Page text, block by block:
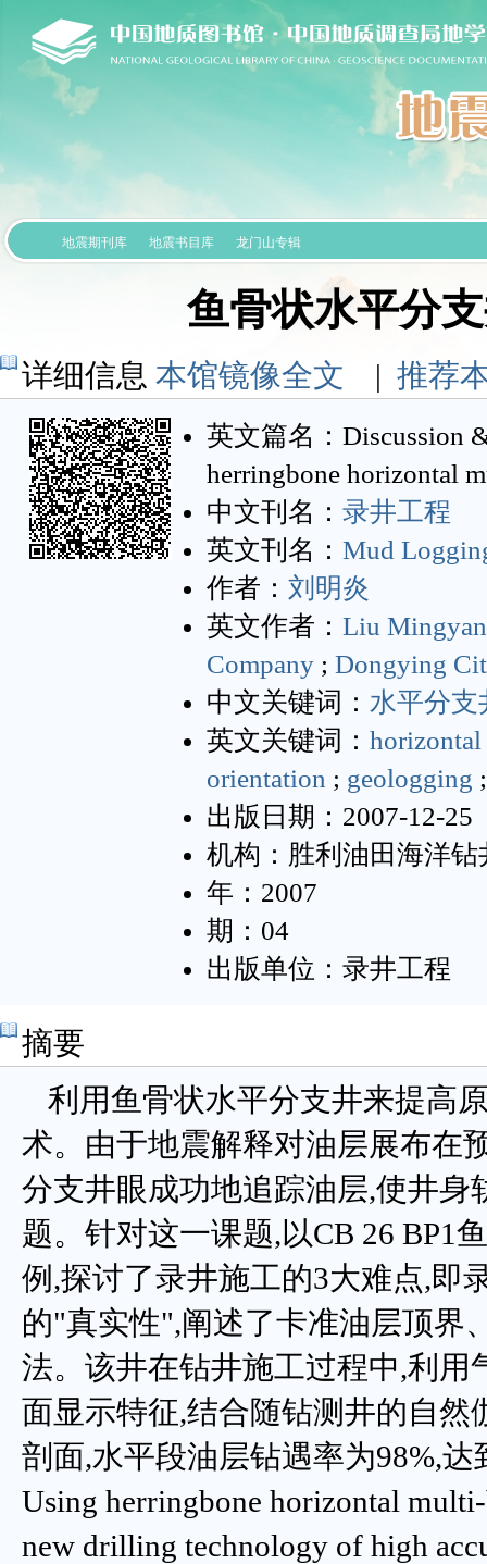
地震期刊库 地震书目库 龙门山专辑
鱼骨状水平分
详细信息 本馆镜像全文 | 推荐
英文篇名：Discussion
herringbone horizontal
中文刊名： 录井工程
英文刊名： Mud
作者： 刘明炎
英文作者： Liu Mingyan
Company ; Dongying
中文关键词： 水平分支
英文关键词：
orientation ; geologging
出版日期：2007-12-25
机构：胜利油田海洋钻
年：2007
期：04
出版单位：录井工程
摘要
利用鱼骨状水平分支井来提高
术。由于地震解释对油层展布在
分支井眼成功地追踪油层,使井
题。针对这一课题,以CB 26 BP1
例,探讨了录井施工的3大难点,即
的"真实性",阐述了卡准油层顶界
法。该井在钻井施工过程中,利
面显示特征,结合随钻测井的自
剖面,水平段油层钻遇率为98%,
Using herringbone horizontal
new drilling technology of high